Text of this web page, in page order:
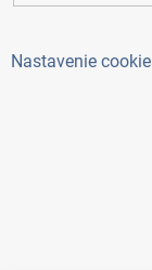
Nastavenie